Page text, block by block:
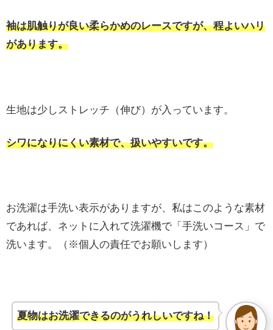
袖は肌触りが良い柔らかめのレースですが、程よいハリ
があります。
生地は少しストレッチ（伸び）が入っています。
シワになりにくい素材で、扱いやすいです。
お洗濯は手洗い表示がありますが、私はこのような素材
であれば、ネットに入れて洗濯機で「手洗いコース」で
洗います。（※個人の責任でお願いします）
夏物はお洗濯できるのがうれしいですね！